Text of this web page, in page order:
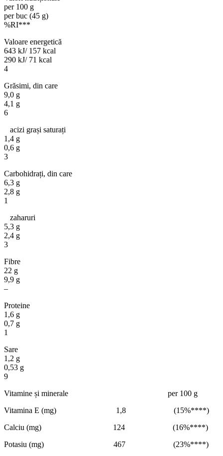
per 100 g
per buc (45 g)
%RI***
Valoare energetică
643 kJ/ 157 kcal
290 kJ/ 71 kcal
4
Grăsimi, din care
9,0 g
4,1 g
6
acizi grași saturați
1,4 g
0,6 g
3
Carbohidrați, din care
6,3 g
2,8 g
1
zaharuri
5,3 g
2,4 g
3
Fibre
22 g
9,9 g
–
Proteine
1,6 g
0,7 g
1
Sare
1,2 g
0,53 g
9
Vitamine și minerale per 100 g
Vitamina E (mg) 1,8 (15%****)
Calciu (mg) 124 (16%****)
Potasiu (mg) 467 (23%****)